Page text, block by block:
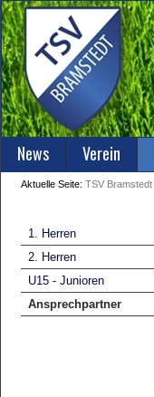
News Verein
Aktuelle Seite: TSV Bramstedt
1. Herren
2. Herren
U15 - Junioren
Ansprechpartner